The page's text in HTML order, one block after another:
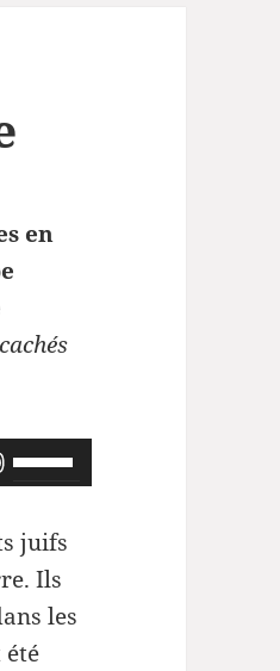
en
Utilisez
les
flèches
haut/bas
pour
augmenter
juifs
Ils
les